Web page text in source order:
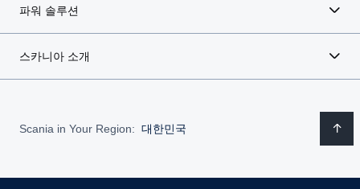
파워 솔루션
스카니아 소개
Scania in Your Region: 대한민국